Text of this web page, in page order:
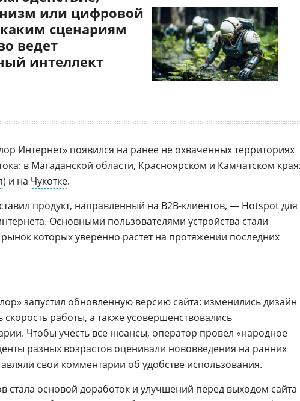
или цифровой
сценариям
ведет
интеллект
Интернет» появился на ранее не охваченных территориях
в Магаданской области, Красноярском и Камчатском
) и на Чукотке.
продукт, направленный на B2B-клиентов, — Hotspotдля
Основными пользователями устройства стали
которых уверенно растет на протяжении последних
запустил обновленную версию сайта: изменились дизайн
скорость работы, а также усовершенствовались
Чтобы учесть все нюансы, оператор провел «народное
разных возрастов оценивали нововведения на ранних
свои комментарии об удобстве использования.
стала основой доработок и улучшений перед выходом сайта